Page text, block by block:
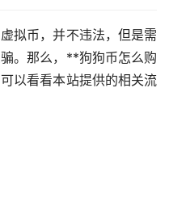
拟币，并不违法，但是需
。那么，**狗狗币怎么购
以看看本站提供的相关流